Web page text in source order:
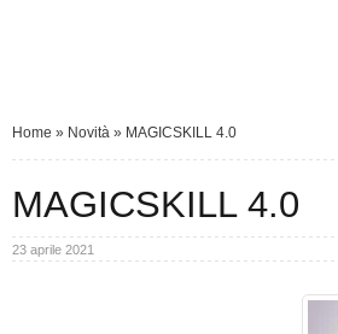
Home » Novità » MAGICSKILL 4.0
MAGICSKILL 4.0
23 aprile 2021